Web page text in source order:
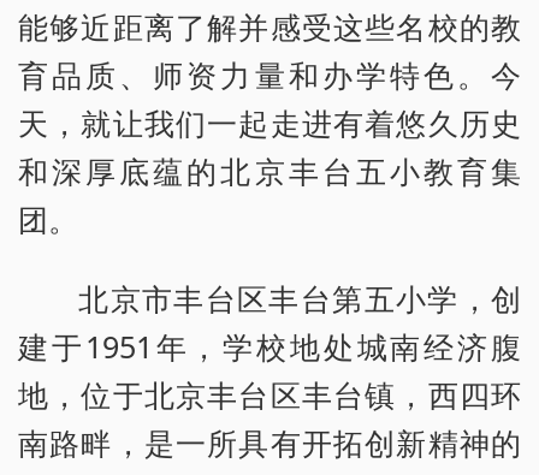
能够近距离了解并感受这些名校的教
育品质、师资力量和办学特色。今
天，就让我们一起走进有着悠久历史
和深厚底蕴的北京丰台五小教育集
团。
北京市丰台区丰台第五小学，创
建于1951年，学校地处城南经济腹
地，位于北京丰台区丰台镇，西四环
南路畔，是一所具有开拓创新精神的